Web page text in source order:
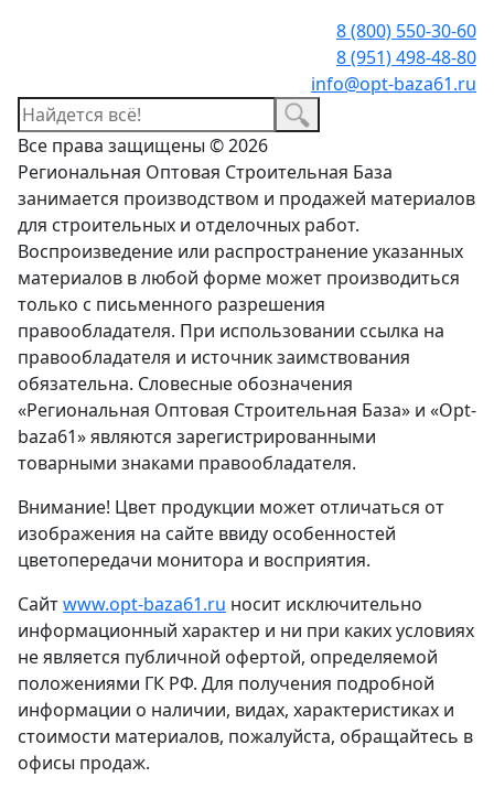
8 (800) 550-30-60
8 (951) 498-48-80
info@opt-baza61.ru
Все права защищены © 2026
Региональная Оптовая Строительная База
занимается производством и продажей материалов
для строительных и отделочных работ.
Воспроизведение или распространение указанных
материалов в любой форме может производиться
только с письменного разрешения
правообладателя. При использовании ссылка на
правообладателя и источник заимствования
обязательна. Словесные обозначения
«Региональная Оптовая Строительная База» и «Opt-
baza61» являются зарегистрированными
товарными знаками правообладателя.
Внимание! Цвет продукции может отличаться от
изображения на сайте ввиду особенностей
цветопередачи монитора и восприятия.
Сайтwww.opt-baza61.ru носит исключительно
информационный характер и ни при каких условиях
не является публичной офертой, определяемой
положениями ГК РФ. Для получения подробной
информации о наличии, видах, характеристиках и
стоимости материалов, пожалуйста, обращайтесь в
офисы продаж.